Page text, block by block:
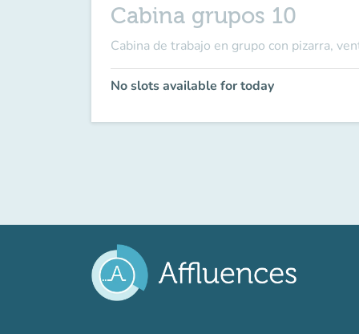
Cabina grupos 10
Cabina de trabajo en grupo con pizarra,
No slots available for today